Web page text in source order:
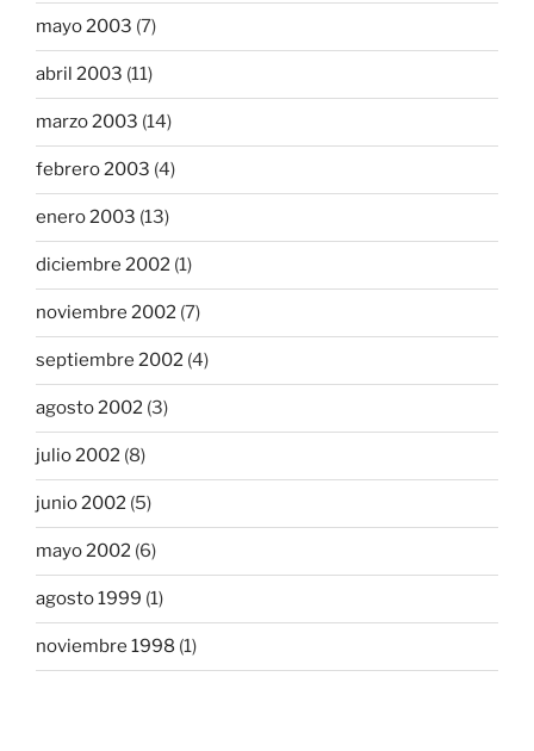
mayo 2003 (7)
abril 2003 (11)
marzo 2003 (14)
febrero 2003 (4)
enero 2003 (13)
diciembre 2002 (1)
noviembre 2002 (7)
septiembre 2002 (4)
agosto 2002 (3)
julio 2002 (8)
junio 2002 (5)
mayo 2002 (6)
agosto 1999 (1)
noviembre 1998 (1)